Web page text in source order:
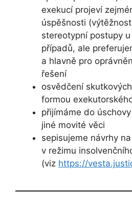
exekucí projeví
úspěšnosti
stereotypní postupy
případů, ale
a hlavně pro
řešení
osvědčení
formou
přijímáme do
jiné movité věci
sepisujeme návrhy
v režimu
(viz https://